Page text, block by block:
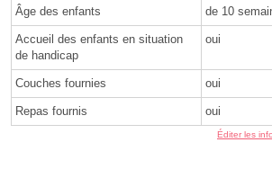
Âge des enfants de 10
Accueil des enfants en situation
de handicap
oui
Couches fournies oui
Repas fournis oui
Éditer les